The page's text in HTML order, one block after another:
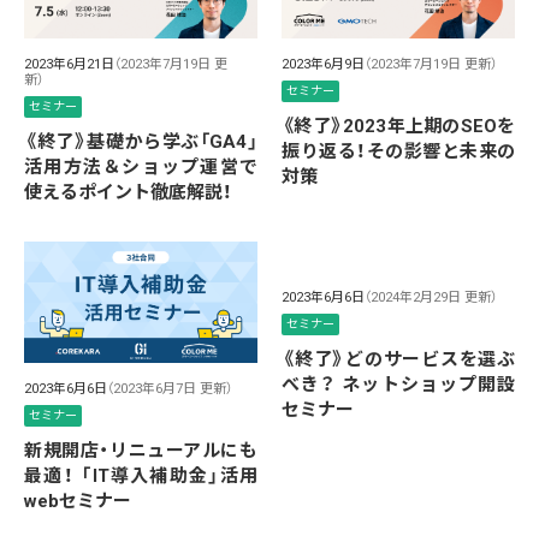
2023年6月21日 （2023年7月19日 更
新）
セミナー
《終了》基礎から学ぶ「GA4」
活用方法＆ショップ運営で
使えるポイント徹底解説！
2023年6月9日 （2023年7月19日 更新）
セミナー
《終了》2023年上期のSEOを
振り返る！その影響と未来の
対策
2023年6月6日 （2023年6月7日 更新）
セミナー
新規開店・リニューアルにも
最適！ 「IT導入補助金」活用
webセミナー
2023年6月6日 （2024年2月29日 更新）
セミナー
《終了》どのサービスを選ぶ
べき？ ネットショップ開設
セミナー